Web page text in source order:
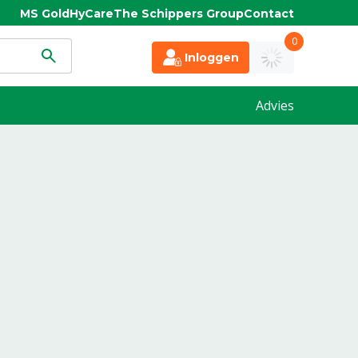
MS GoldHyCareThe Schippers GroupContact
Inloggen
0
Advies